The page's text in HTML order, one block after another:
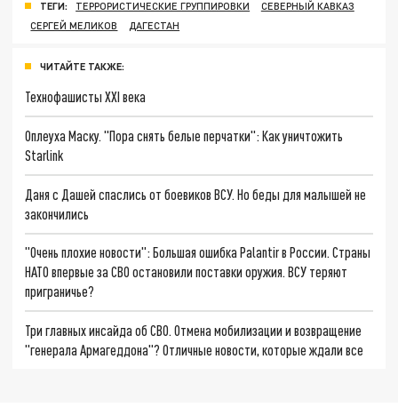
ТЕГИ: ТЕРРОРИСТИЧЕСКИЕ ГРУППИРОВКИ
СЕВЕРНЫЙ КАВКАЗ
СЕРГЕЙ МЕЛИКОВ
ДАГЕСТАН
ЧИТАЙТЕ ТАКЖЕ:
Технофашисты XXI века
Оплеуха Маску. "Пора снять белые перчатки": Как уничтожить
Starlink
Даня с Дашей спаслись от боевиков ВСУ. Но беды для малышей не
закончились
"Очень плохие новости": Большая ошибка Palantir в России. Страны
НАТО впервые за СВО остановили поставки оружия. ВСУ теряют
приграничье?
Три главных инсайда об СВО. Отмена мобилизации и возвращение
"генерала Армагеддона"? Отличные новости, которые ждали все